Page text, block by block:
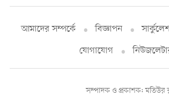
আমাদের সম্পর্কে বিজ্ঞাপন
যোগাযোগ
সম্পাদক ও প্রকাশক: মতিউর